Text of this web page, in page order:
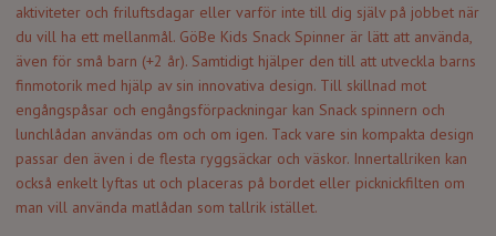
aktiviteter och friluftsdagar eller varför inte till dig själv på jobbet när
du vill ha ett mellanmål. GöBe Kids Snack Spinner är lätt att använda,
även för små barn (+2 år). Samtidigt hjälper den till att utveckla barns
finmotorik med hjälp av sin innovativa design. Till skillnad mot
engångspåsar och engångsförpackningar kan Snack spinnern och
lunchlådan användas om och om igen. Tack vare sin kompakta design
passar den även i de flesta ryggsäckar och väskor. Innertallriken kan
också enkelt lyftas ut och placeras på bordet eller picknickfilten om
man vill använda matlådan som tallrik istället.